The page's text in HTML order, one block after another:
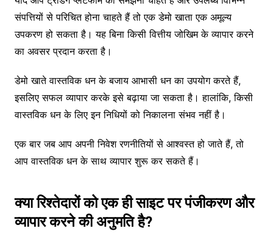
संपत्तियों से परिचित होना चाहते हैं तो एक डेमो खाता एक अमूल्य
उपकरण हो सकता है। यह बिना किसी वित्तीय जोखिम के व्यापार करने
का अवसर प्रदान करता है।
डेमो खाते वास्तविक धन के बजाय आभासी धन का उपयोग करते हैं,
इसलिए सफल व्यापार करके इसे बढ़ाया जा सकता है। हालांकि, किसी
वास्तविक धन के लिए इन निधियों को निकालना संभव नहीं है।
एक बार जब आप अपनी निवेश रणनीतियों से आश्वस्त हो जाते हैं, तो
आप वास्तविक धन के साथ व्यापार शुरू कर सकते हैं।
क्या रिश्तेदारों को एक ही साइट पर पंजीकरण और
व्यापार करने की अनुमति है?